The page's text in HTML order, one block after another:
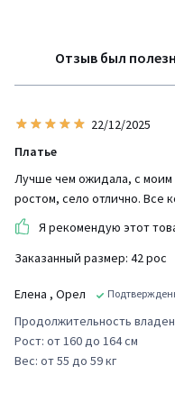
Отзыв был
22/12/2025
Платье
Лучше чем ожидала, с моим
ростом, село отлично. Все
Я рекомендую этот
Заказанный размер: 42 рос
Елена , Орел
Продолжительность
Рост: от 160 до 164 см
Вес: от 55 до 59 кг